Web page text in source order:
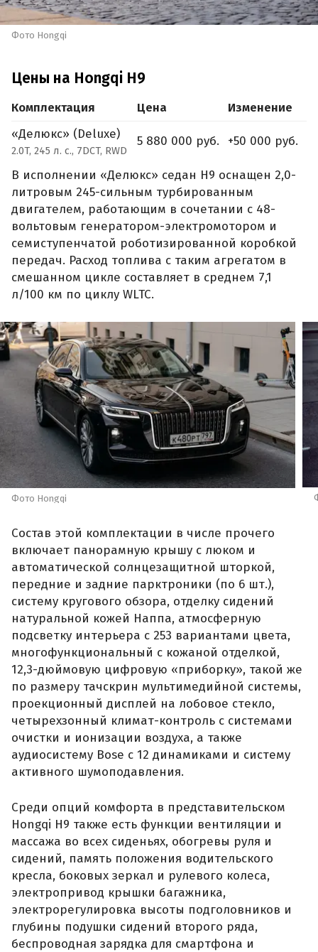
Фото Hongqi
Цены на Hongqi H9
Комплектация Цена
Изменение
«Делюкс» (Deluxe)
2.0T, 245 л. с., 7DCT, RWD
5 880 000 руб. +50 000 руб.
В исполнении «Делюкс» седан H9 оснащен 2,0-
литровым 245-сильным турбированным
двигателем, работающим в сочетании с 48-
вольтовым генератором-электромотором и
семиступенчатой роботизированной коробкой
передач. Расход топлива с таким агрегатом в
смешанном цикле составляет в среднем 7,1
л/100 км по циклу WLTC.
Фото Hongqi
Состав этой комплектации в числе прочего
включает панорамную крышу с люком и
автоматической солнцезащитной шторкой,
передние и задние парктроники (по 6 шт.),
систему кругового обзора, отделку сидений
натуральной кожей Наппа, атмосферную
подсветку интерьера с 253 вариантами цвета,
многофункциональный с кожаной отделкой,
12,3-дюймовую цифровую «приборку», такой же
по размеру тачскрин мультимедийной системы,
проекционный дисплей на лобовое стекло,
четырехзонный климат-контроль с системами
очистки и ионизации воздуха, а также
аудиосистему Bose с 12 динамиками и систему
активного шумоподавления.
Среди опций комфорта в представительском
Hongqi H9 также есть функции вентиляции и
массажа во всех сиденьях, обогревы руля и
сидений, память положения водительского
кресла, боковых зеркал и рулевого колеса,
электропривод крышки багажника,
электрорегулировка высоты подголовников и
глубины подушки сидений второго ряда,
беспроводная зарядка для смартфона и